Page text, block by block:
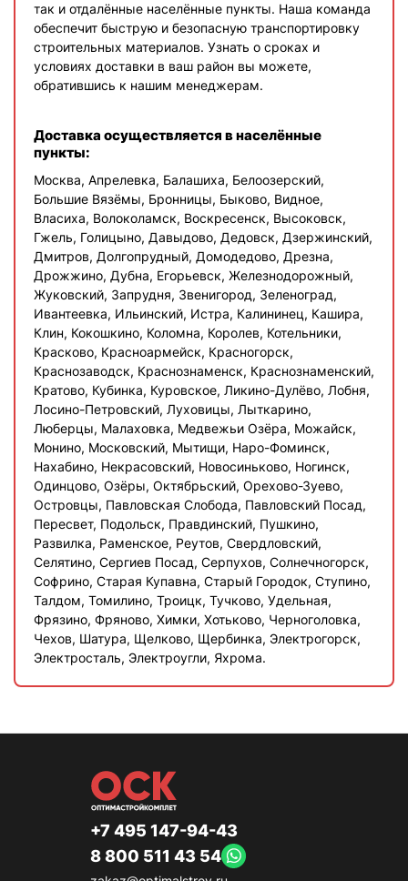
так и отдалённые населённые пункты. Наша команда
обеспечит быструю и безопасную транспортировку
строительных материалов. Узнать о сроках и
условиях доставки в ваш район вы можете,
обратившись к нашим менеджерам.
Доставка осуществляется в населённые
пункты:
Москва, Апрелевка, Балашиха, Белоозерский,
Большие Вязёмы, Бронницы, Быково, Видное,
Власиха, Волоколамск, Воскресенск, Высоковск,
Гжель, Голицыно, Давыдово, Дедовск, Дзержинский,
Дмитров, Долгопрудный, Домодедово, Дрезна,
Дрожжино, Дубна, Егорьевск, Железнодорожный,
Жуковский, Запрудня, Звенигород, Зеленоград,
Ивантеевка, Ильинский, Истра, Калининец, Кашира,
Клин, Кокошкино, Коломна, Королев, Котельники,
Красково, Красноармейск, Красногорск,
Краснозаводск, Краснознаменск, Краснознаменский,
Кратово, Кубинка, Куровское, Ликино-Дулёво, Лобня,
Лосино-Петровский, Луховицы, Лыткарино,
Люберцы, Малаховка, Медвежьи Озёра, Можайск,
Монино, Московский, Мытищи, Наро-Фоминск,
Нахабино, Некрасовский, Новосиньково, Ногинск,
Одинцово, Озёры, Октябрьский, Орехово-Зуево,
Островцы, Павловская Слобода, Павловский Посад,
Пересвет, Подольск, Правдинский, Пушкино,
Развилка, Раменское, Реутов, Свердловский,
Селятино, Сергиев Посад, Серпухов, Солнечногорск,
Софрино, Старая Купавна, Старый Городок, Ступино,
Талдом, Томилино, Троицк, Тучково, Удельная,
Фрязино, Фряново, Химки, Хотьково, Черноголовка,
Чехов, Шатура, Щелково, Щербинка, Электрогорск,
Электросталь, Электроугли, Яхрома.
+7 495 147-94-43
8 800 511 43 54